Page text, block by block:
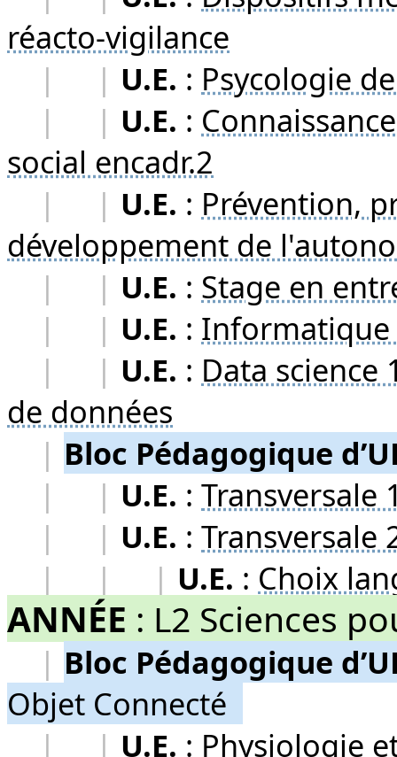
réacto-vigilance
|
| U.E. : Psycologie
|
| U.E. :
social encadr.2
|
| U.E. : Prévention,
développement de
|
| U.E. : Stage en
|
| U.E. : Informatique
|
| U.E. : Data
de données
| Bloc Pédagogique
|
| U.E. : Transversale
|
| U.E. : Transversale
|
| | U.E. : Choix
ANNÉE : L2 Sciences
| Bloc Pédagogique
Objet Connecté
|
| U.E. : Physiologie